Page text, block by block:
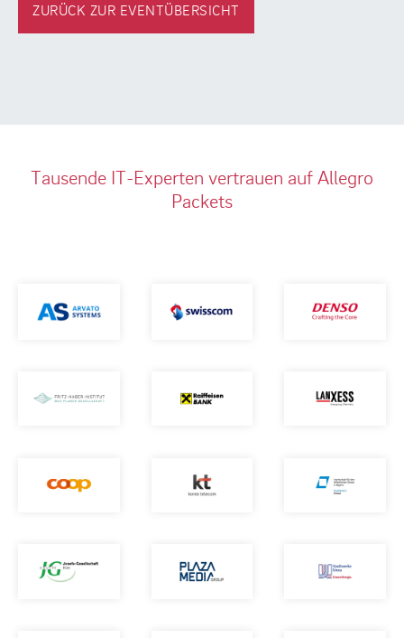
ZURÜCK ZUR EVENTÜBERSICHT
Tausende IT-Experten vertrauen auf Allegro
Packets